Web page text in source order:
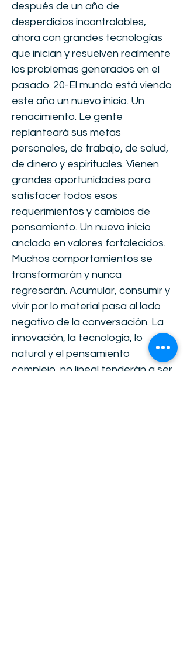
después de un año de
desperdicios incontrolables,
ahora con grandes tecnologías
que inician y resuelven realmente
los problemas generados en el
pasado. 20-El mundo está viendo
este año un nuevo inicio. Un
renacimiento. Le gente
replanteará sus metas
personales, de trabajo, de salud,
de dinero y espirituales. Vienen
grandes oportunidades para
satisfacer todos esos
requerimientos y cambios de
pensamiento. Un nuevo inicio
anclado en valores fortalecidos.
Muchos comportamientos se
transformarán y nunca
regresarán. Acumular, consumir y
vivir por lo material pasa al lado
negativo de la conversación. La
innovación, la tecnología, lo
natural y el pensamiento
complejo, no lineal tenderán a ser